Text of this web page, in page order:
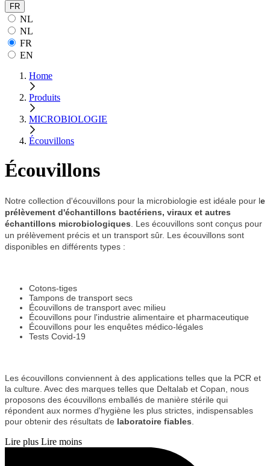
FR
NL
NL
FR
EN
Home
Produits
MICROBIOLOGIE
Écouvillons
Écouvillons
Notre collection d'écouvillons pour la microbiologie est idéale pour le
prélèvement d'échantillons bactériens, viraux et autres
échantillons microbiologiques . Les écouvillons sont conçus pour
un prélèvement précis et un transport sûr. Les écouvillons sont
disponibles en différents types :
Cotons-tiges
Tampons de transport secs
Écouvillons de transport avec milieu
Écouvillons pour l'industrie alimentaire et pharmaceutique
Écouvillons pour les enquêtes médico-légales
Tests Covid-19
Les écouvillons conviennent à des applications telles que la PCR et
la culture. Avec des marques telles que Deltalab et Copan, nous
proposons des écouvillons emballés de manière stérile qui
répondent aux normes d'hygiène les plus strictes, indispensables
pour obtenir des résultats de laboratoire fiables
Lire plus Lire moins